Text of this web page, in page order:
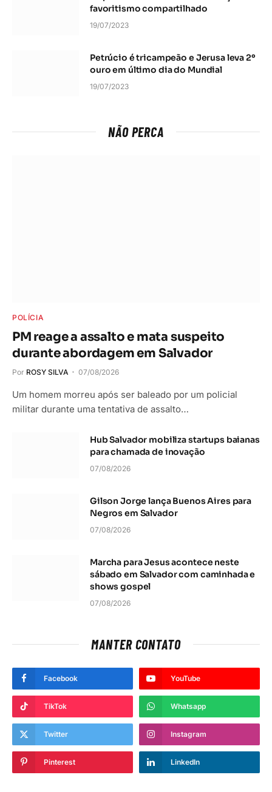
favoritismo compartilhado
19/07/2023
Petrúcio é tricampeão e Jerusa leva 2º
ouro em último dia do Mundial
19/07/2023
NÃO PERCA
POLÍCIA
PM reage a assalto e mata suspeito
durante abordagem em Salvador
Por ROSY SILVA 07/08/2026
Um homem morreu após ser baleado por um policial
militar durante uma tentativa de assalto…
Hub Salvador mobiliza startups baianas
para chamada de inovação
07/08/2026
Gilson Jorge lança Buenos Aires para
Negros em Salvador
07/08/2026
Marcha para Jesus acontece neste
sábado em Salvador com caminhada e
shows gospel
07/08/2026
MANTER CONTATO
Facebook YouTube
TikTok Whatsapp
Twitter Instagram
Pinterest LinkedIn